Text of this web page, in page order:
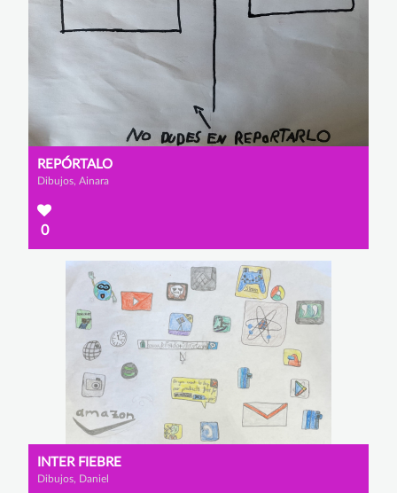
REPÓRTALO
Dibujos, Ainara
0
INTER FIEBRE
Dibujos, Daniel